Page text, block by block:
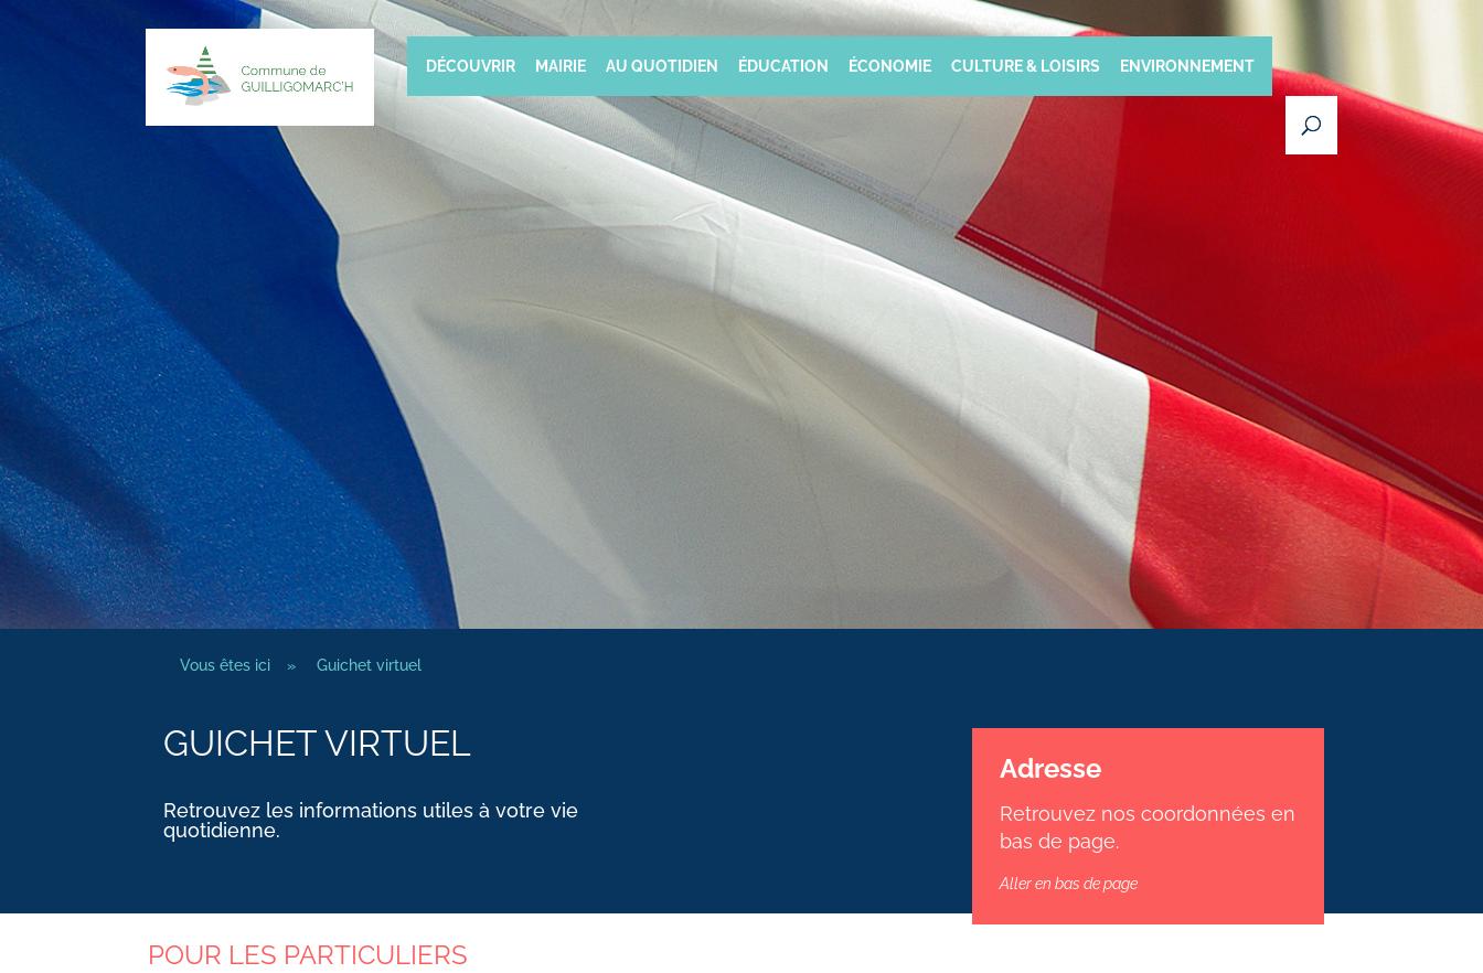
DÉCOUVRIR MAIRIE AU QUOTIDIEN ÉDUCATION ÉCONOMIE CULTURE & LOISIRS ENVIRONNEMENT
Vous êtes ici » Guichet virtuel
GUICHET VIRTUEL
Retrouvez les informations utiles à votre vie
quotidienne.
Adresse
Retrouvez nos coordonnées en
bas de page.
Aller en bas de page
POUR LES PARTICULIERS